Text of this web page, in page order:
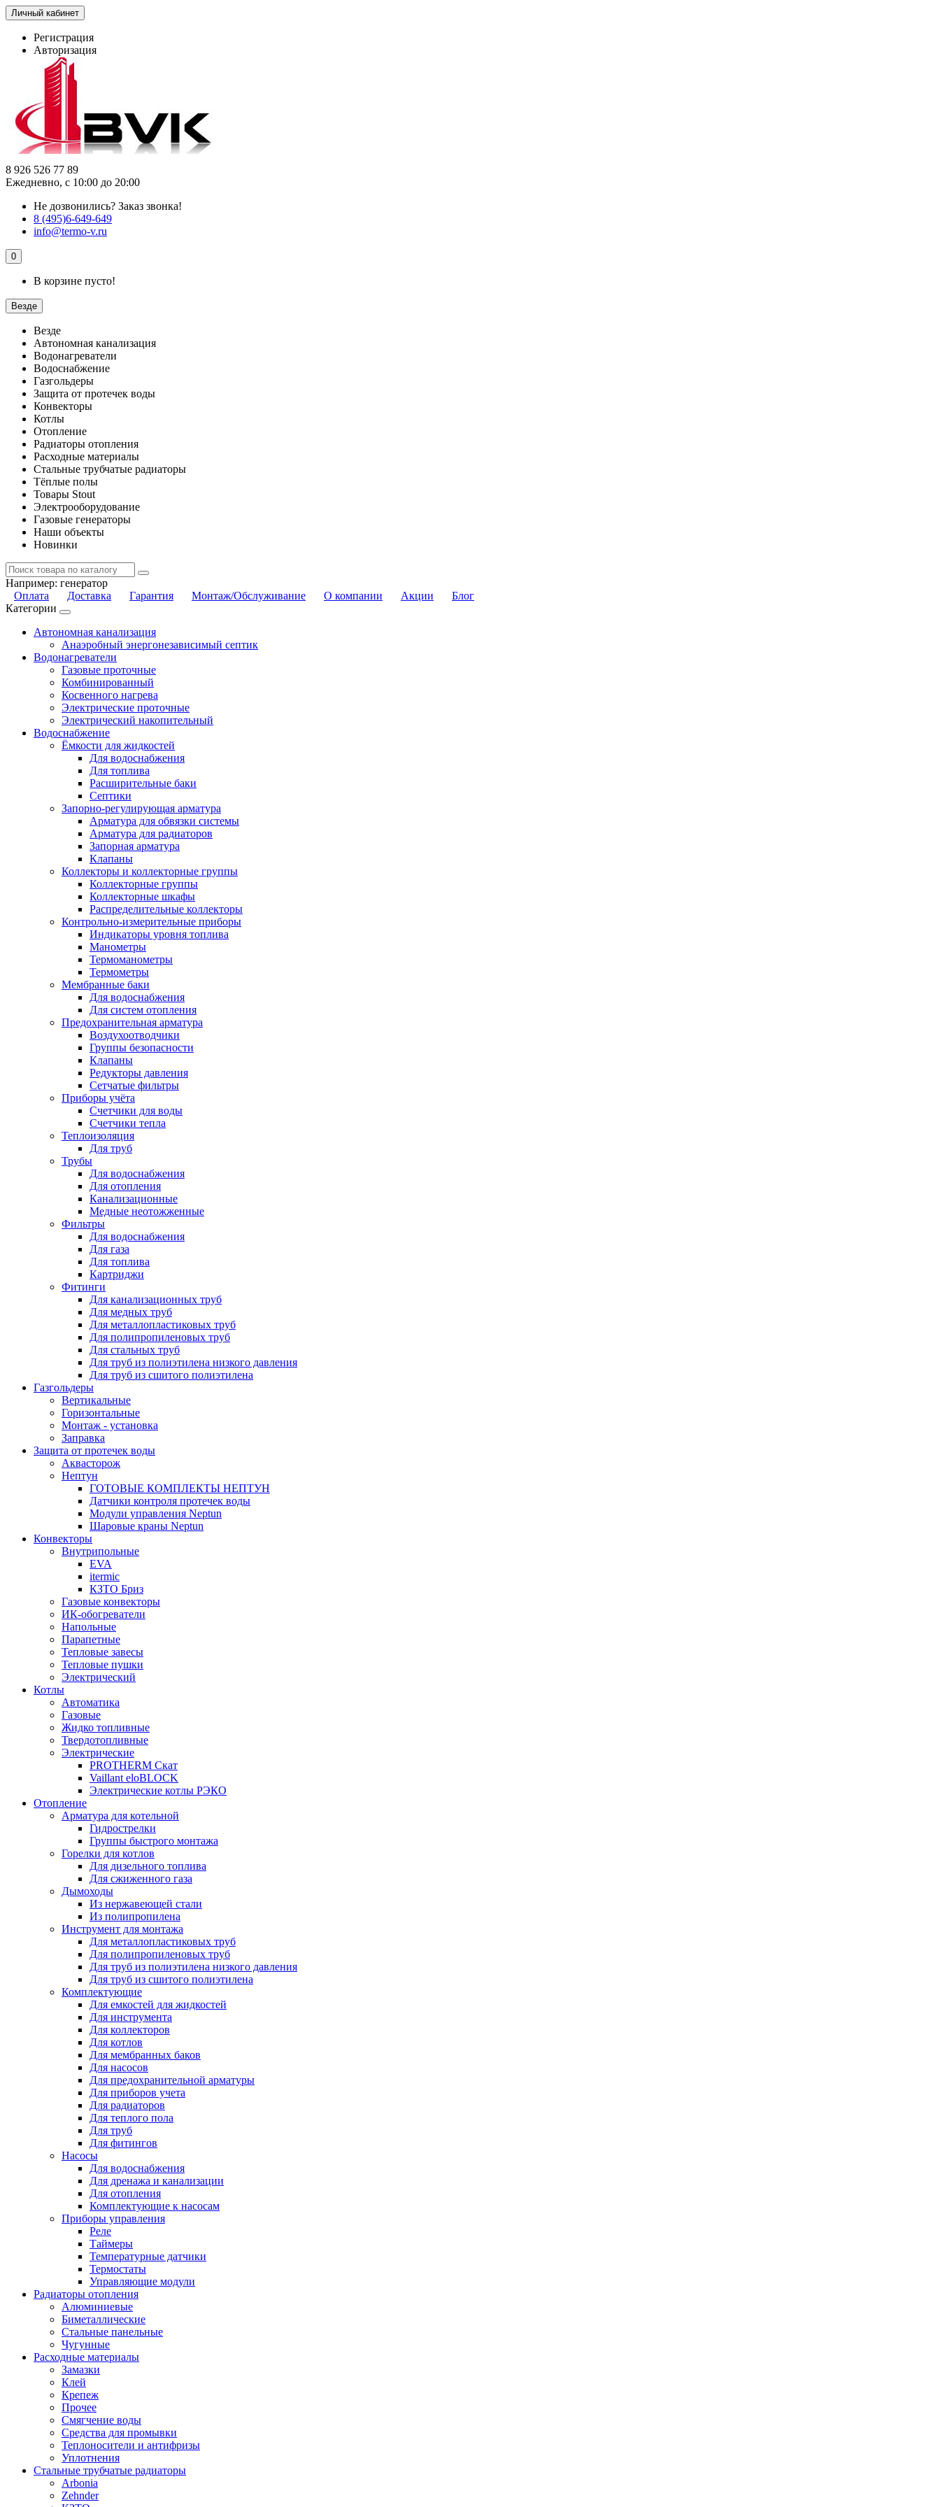
Личный кабинет
Регистрация
Авторизация
8 926 526 77 89
Ежедневно, с 10:00 до 20:00
Не дозвонились? Заказ звонка!
8 (495)6-649-649
info@termo-v.ru
0
В корзине пусто!
Везде
Везде
Автономная канализация
Водонагреватели
Водоснабжение
Газгольдеры
Защита от протечек воды
Конвекторы
Котлы
Отопление
Радиаторы отопления
Расходные материалы
Стальные трубчатые радиаторы
Тёплые полы
Товары Stout
Электрооборудование
Газовые генераторы
Наши объекты
Новинки
Например: генератор
Оплата
Доставка Гарантия Монтаж/Обслуживание О компании Акции
Блог
Категории
Автономная канализация
Анаэробный энергонезависимый септик
Водонагреватели
Газовые проточные
Комбинированный
Косвенного нагрева
Электрические проточные
Электрический накопительный
Водоснабжение
Ёмкости для жидкостей
Для водоснабжения
Для топлива
Расширительные баки
Септики
Запорно-регулирующая арматура
Арматура для обвязки системы
Арматура для радиаторов
Запорная арматура
Клапаны
Коллекторы и коллекторные группы
Коллекторные группы
Коллекторные шкафы
Распределительные коллекторы
Контрольно-измерительные приборы
Индикаторы уровня топлива
Манометры
Термоманометры
Термометры
Мембранные баки
Для водоснабжения
Для систем отопления
Предохранительная арматура
Воздухоотводчики
Группы безопасности
Клапаны
Редукторы давления
Сетчатые фильтры
Приборы учёта
Счетчики для воды
Счетчики тепла
Теплоизоляция
Для труб
Трубы
Для водоснабжения
Для отопления
Канализационные
Медные неотожженные
Фильтры
Для водоснабжения
Для газа
Для топлива
Картриджи
Фитинги
Для канализационных труб
Для медных труб
Для металлопластиковых труб
Для полипропиленовых труб
Для стальных труб
Для труб из полиэтилена низкого давления
Для труб из сшитого полиэтилена
Газгольдеры
Вертикальные
Горизонтальные
Монтаж - установка
Заправка
Защита от протечек воды
Аквасторож
Нептун
ГОТОВЫЕ КОМПЛЕКТЫ НЕПТУН
Датчики контроля протечек воды
Модули управления Neptun
Шаровые краны Neptun
Конвекторы
Внутрипольные
EVA
itermic
КЗТО Бриз
Газовые конвекторы
ИК-обогреватели
Напольные
Парапетные
Тепловые завесы
Тепловые пушки
Электрический
Котлы
Автоматика
Газовые
Жидко топливные
Твердотопливные
Электрические
PROTHERM Скат
Vaillant eloBLOCK
Электрические котлы РЭКО
Отопление
Арматура для котельной
Гидрострелки
Группы быстрого монтажа
Горелки для котлов
Для дизельного топлива
Для сжиженного газа
Дымоходы
Из нержавеющей стали
Из полипропилена
Инструмент для монтажа
Для металлопластиковых труб
Для полипропиленовых труб
Для труб из полиэтилена низкого давления
Для труб из сшитого полиэтилена
Комплектующие
Для емкостей для жидкостей
Для инструмента
Для коллекторов
Для котлов
Для мембранных баков
Для насосов
Для предохранительной арматуры
Для приборов учета
Для радиаторов
Для теплого пола
Для труб
Для фитингов
Насосы
Для водоснабжения
Для дренажа и канализации
Для отопления
Комплектующие к насосам
Приборы управления
Реле
Таймеры
Температурные датчики
Термостаты
Управляющие модули
Радиаторы отопления
Алюминиевые
Биметаллические
Стальные панельные
Чугунные
Расходные материалы
Замазки
Клей
Крепеж
Прочее
Смягчение воды
Средства для промывки
Теплоносители и антифризы
Уплотнения
Стальные трубчатые радиаторы
Arbonia
Zehnder